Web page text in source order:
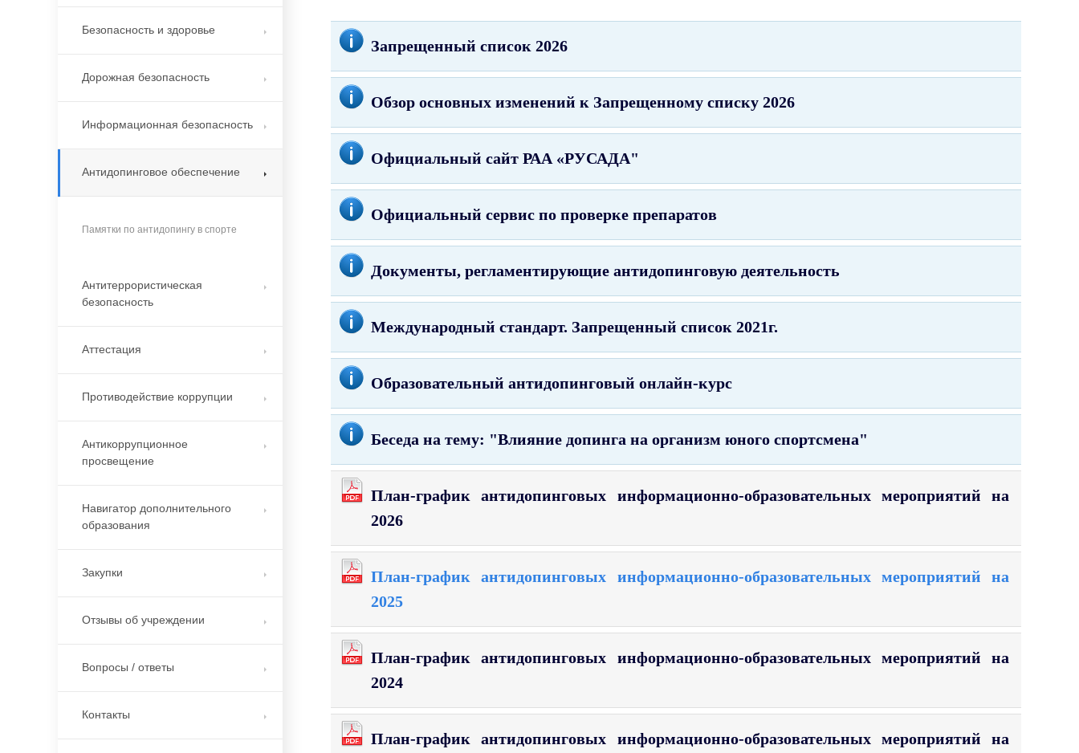
Запрещенный список 2026
Обзор основных изменений к Запрещенному списку 2026
Официальный сайт РАА «РУСАДА"
Официальный сервис по проверке препаратов
Документы, регламентирующие антидопинговую деятельность
Международный стандарт. Запрещенный список 2021г.
Образовательный антидопинговый онлайн-курс
Беседа на тему: "Влияние допинга на организм юного спортсмена"
План-график антидопинговых информационно-образовательных мероприятий на
2026
План-график антидопинговых информационно-образовательных мероприятий на
2025
План-график антидопинговых информационно-образовательных мероприятий на
2024
План-график антидопинговых информационно-образовательных мероприятий на
Безопасность и здоровье
Дорожная безопасность
Информационная безопасность
Антидопинговое обеспечение
Памятки по антидопингу в спорте
Антитеррористическая
безопасность
Аттестация
Противодействие коррупции
Антикоррупционное
просвещение
Навигатор дополнительного
образования
Закупки
Отзывы об учреждении
Вопросы / ответы
Контакты